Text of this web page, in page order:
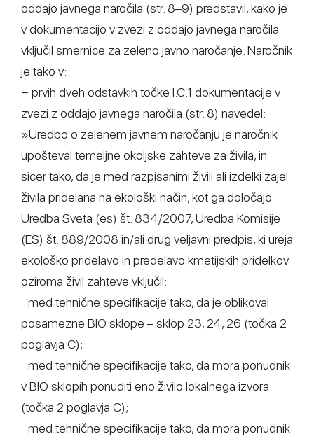
oddajo javnega naročila (str. 8–9) predstavil, kako je
v dokumentacijo v zvezi z oddajo javnega naročila
vključil smernice za zeleno javno naročanje. Naročnik
je tako v:
− prvih dveh odstavkih točke I.C.1 dokumentacije v
zvezi z oddajo javnega naročila (str. 8) navedel:
»Uredbo o zelenem javnem naročanju je naročnik
upošteval temeljne okoljske zahteve za živila, in
sicer tako, da je med razpisanimi živili ali izdelki zajel
živila pridelana na ekološki način, kot ga določajo
Uredba Sveta (es) št. 834/2007, Uredba Komisije
(ES) št. 889/2008 in/ali drug veljavni predpis, ki ureja
ekološko pridelavo in predelavo kmetijskih pridelkov
oziroma živil zahteve vključil:
˗ med tehnične specifikacije tako, da je oblikoval
posamezne BIO sklope – sklop 23, 24, 26 (točka 2
poglavja C);
˗ med tehnične specifikacije tako, da mora ponudnik
v BIO sklopih ponuditi eno živilo lokalnega izvora
(točka 2 poglavja C);
˗ med tehnične specifikacije tako, da mora ponudnik